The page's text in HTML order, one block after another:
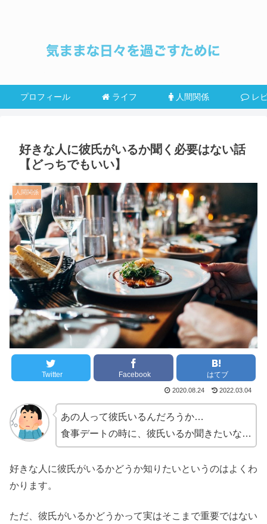
プロフィール ライフ 人間関係 レ
好きな人に彼氏がいるか聞く必要はない話
【どっちでもいい】
人間関係
Twitter Facebook はてブ
2020.08.24 2022.03.04
あの人って彼氏いるんだろうか…
食事デートの時に、彼氏いるか聞きたいな…
好きな人に彼氏がいるかどうか知りたいというのはよくわ
かります。
ただ、彼氏がいるかどうかって実はそこまで重要ではない